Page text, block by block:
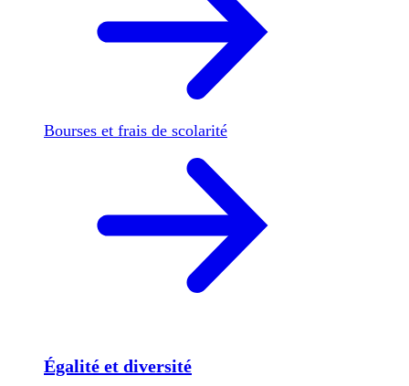
Bourses et frais de scolarité
Égalité et diversité